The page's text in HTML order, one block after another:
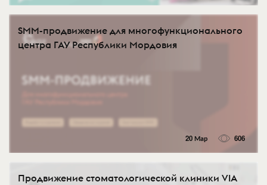
SMM-продвижение для многофункционального
центра ГАУ Республики Мордовия
20 Мар 606
Продвижение стоматологической клиники VIA